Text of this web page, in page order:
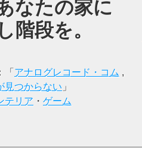
なたの家に
階段を。
「 アナログレコード・コム ,
見つからない 」
テリア ・ ゲーム